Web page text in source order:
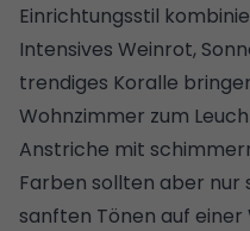
Einrichtungsstil
Intensives Weinrot,
trendiges Koralle
Wohnzimmer zum
Anstriche mit
Farben sollten aber nur
sanften Tönen auf